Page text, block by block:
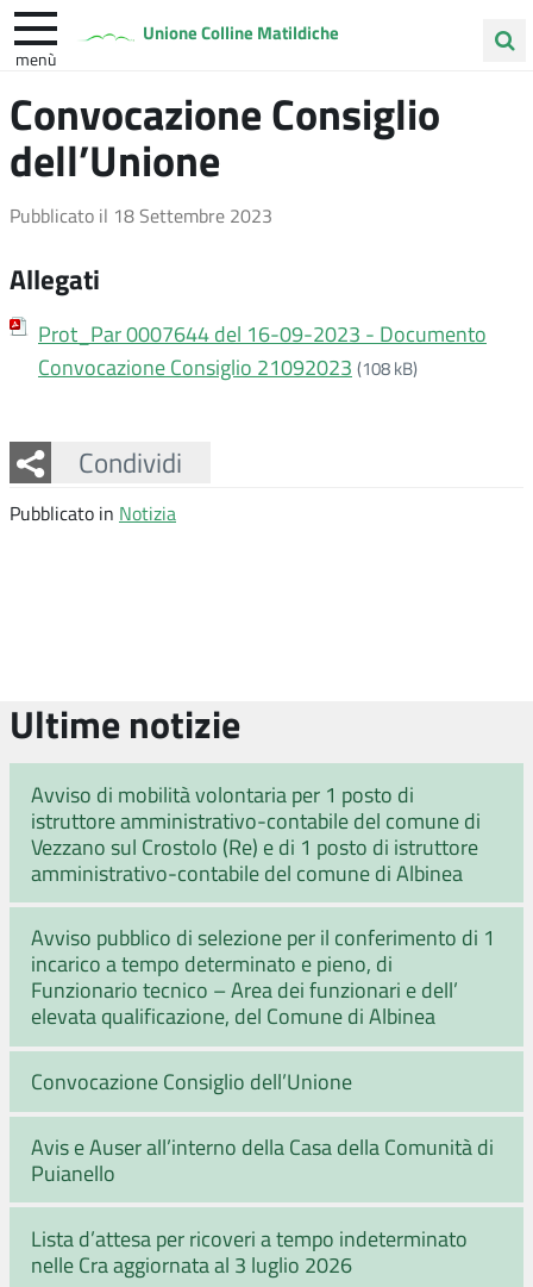
Unione Colline Matildiche
menù
nel
sito
Quattro Castella Vezzano sul Crostolo
Convocazione Consiglio
dell’Unione
Pubblicato il 18 Settembre 2023
Allegati
Prot_Par 0007644 del 16-09-2023 - Documento
Convocazione Consiglio 21092023 (108 kB)
Condividi
Facebook
Twitter
Whatsapp
Pubblicato in Notizia
Ultime notizie
Avviso di mobilità volontaria per 1 posto di
istruttore amministrativo-contabile del comune di
Vezzano sul Crostolo (Re) e di 1 posto di istruttore
amministrativo-contabile del comune di Albinea
Avviso pubblico di selezione per il conferimento di 1
incarico a tempo determinato e pieno, di
Funzionario tecnico – Area dei funzionari e dell’
elevata qualificazione, del Comune di Albinea
Convocazione Consiglio dell’Unione
Avis e Auser all’interno della Casa della Comunità di
Puianello
Lista d’attesa per ricoveri a tempo indeterminato
nelle Cra aggiornata al 3 luglio 2026